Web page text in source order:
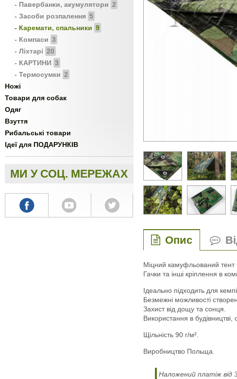
- Павербанки, акумулятори 2
- Засоби розпалення 5
- Каремати, спальники 9
- Компаси 3
- Ліхтарі 20
- КАРТИНИ 3
- Термосумки 2
Ножі
Товари для собак
Одяг
Взуття
Рибальські товари
Ідеї для ПОДАРУНКІВ
МИ У СОЦ. МЕРЕЖАХ
Опис
Міцний камуфльований тент
Гачки та інші кріплення в
Ідеально підходить для
Безмежні можливості
Захист від дощу та сонця.
Використання в будівництві,
Щільність 90 г/м².
Виробництво Польща.
Наложений платіж від